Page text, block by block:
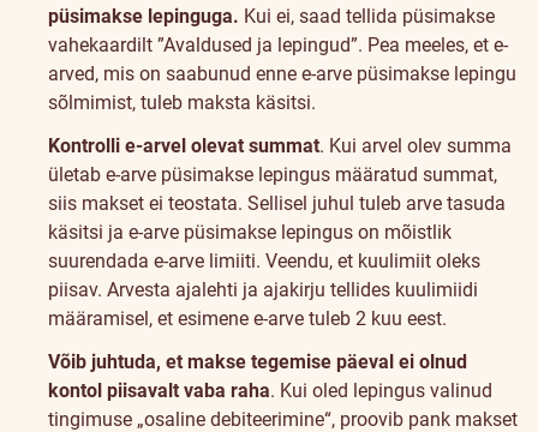
püsimakse lepinguga. Kui ei, saad tellida püsimakse
vahekaardilt ”Avaldused ja lepingud”. Pea meeles, et e-
arved, mis on saabunud enne e-arve püsimakse lepingu
sõlmimist, tuleb maksta käsitsi.
Kontrolli e-arvel olevat summat. Kui arvel olev summa
ületab e-arve püsimakse lepingus määratud summat,
siis makset ei teostata. Sellisel juhul tuleb arve tasuda
käsitsi ja e-arve püsimakse lepingus on mõistlik
suurendada e-arve limiiti. Veendu, et kuulimiit oleks
piisav. Arvesta ajalehti ja ajakirju tellides kuulimiidi
määramisel, et esimene e-arve tuleb 2 kuu eest.
Võib juhtuda, et makse tegemise päeval ei olnud
kontol piisavalt vaba raha. Kui oled lepingus valinud
tingimuse „osaline debiteerimine“, proovib pank makset